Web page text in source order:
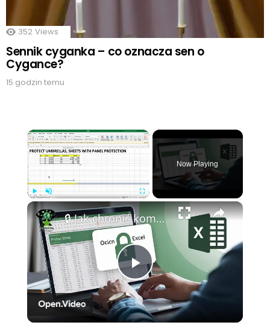
352 Views
Sennik cyganka – co oznacza sen o
Cygance?
15 godzin temu
×
Play Fullscreen
Now Playing
×
Play
Video
🔒 Jak chronić komórki i arkusze w Excel 365 📈